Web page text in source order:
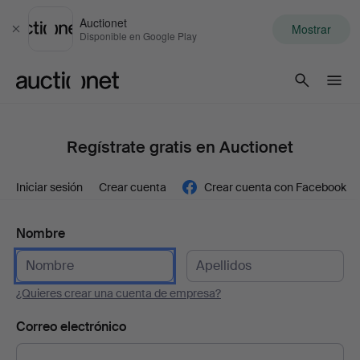
Cerrar
Auctionet
Disponible en Google Play Mostrar
Regístrate gratis en Auctionet
Iniciar sesión Crear cuenta Crear cuenta con Facebook
Nombre
¿Quieres crear una cuenta de empresa?
Correo electrónico